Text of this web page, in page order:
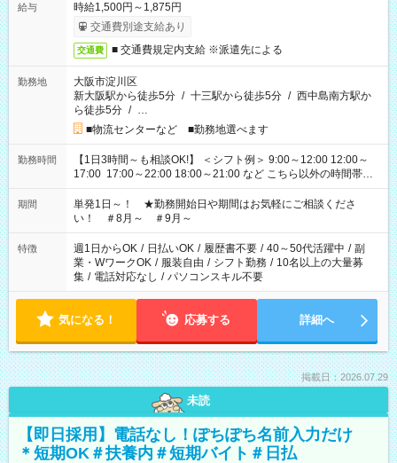
給与
時給1,500円～1,875円
交通費別途支給あり
交通費 ■ 交通費規定内支給 ※派遣先による
勤務地
大阪市淀川区
新大阪駅から徒歩5分 / 十三駅から徒歩5分 / 西中島南方駅か
ら徒歩5分 / …
■物流センターなど ■勤務地選べます
勤務時間
【1日3時間～も相談OK!】 ＜シフト例＞ 9:00～12:00 12:00～
17:00 17:00～22:00 18:00～21:00 など こちら以外の時間帯も
お気軽にご相談ください！
期間
単発1日～！ ★勤務開始日や期間はお気軽にご相談くださ
い！ ＃8月～ ＃9月～
特徴 週1日からOK / 日払いOK / 履歴書不要 / 40～50代活躍中 / 副
業・WワークOK / 服装自由 / シフト勤務 / 10名以上の大量募
集 / 電話対応なし / パソコンスキル不要
気になる！ 応募する 詳細へ
掲載日：2026.07.29
未読
【即日採用】電話なし！ぽちぽち名前入力だけ
＊短期OK＃扶養内＃短期バイト＃日払